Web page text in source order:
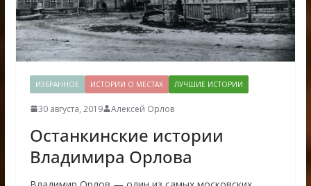
ИЗБРАННОЕ ИСТОРИИ О МЕСТАХ ЛУЧШИЕ ИСТОРИИ
30 августа, 2019 Алексей Орлов
Останкинские истории
Владимира Орлова